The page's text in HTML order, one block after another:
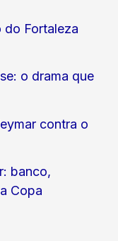
do Fortaleza
o drama que
contra o
banco,
Copa